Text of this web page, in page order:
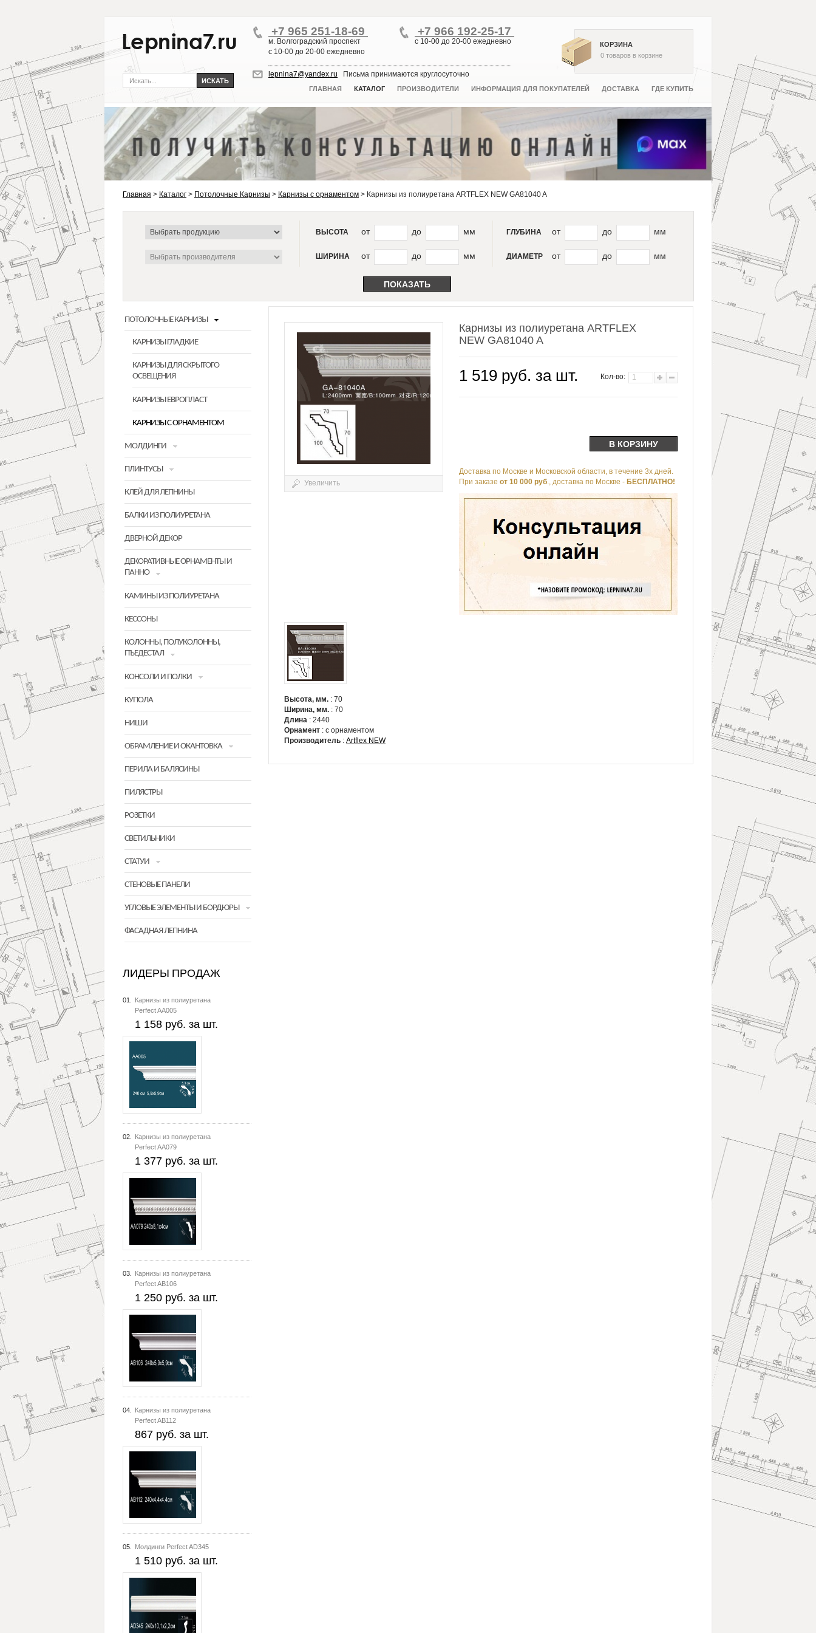
ГЛАВНАЯ КАТАЛОГ ПРОИЗВОДИТЕЛИ ИНФОРМАЦИЯ ДЛЯ ПОКУПАТЕЛЕЙ ДОСТАВКА ГДЕ КУПИТЬ
+7 966 192-25-17
с 10-00 до 20-00 ежедневно
КОРЗИНА
0 товаров в корзине
+7 965 251-18-69
м. Волгоградский проспект
с 10-00 до 20-00 ежедневно
lepnina7@yandex.ru Письма принимаются круглосуточно
Главная > Каталог > Потолочные Карнизы > Карнизы с орнаментом > Карнизы из полиуретана ARTFLEX NEW GA81040 A
ВЫСОТА от до мм
ШИРИНА от до мм
ГЛУБИНА от до мм
ДИАМЕТР от до мм
ПОТОЛОЧНЫЕ КАРНИЗЫ
КАРНИЗЫ ГЛАДКИЕ
КАРНИЗЫ ДЛЯ СКРЫТОГО
ОСВЕЩЕНИЯ
КАРНИЗЫ ЕВРОПЛАСТ
КАРНИЗЫ С ОРНАМЕНТОМ
МОЛДИНГИ
ПЛИНТУСЫ
КЛЕЙ ДЛЯ ЛЕПНИНЫ
БАЛКИ ИЗ ПОЛИУРЕТАНА
ДВЕРНОЙ ДЕКОР
ДЕКОРАТИВНЫЕ ОРНАМЕНТЫ И
ПАННО
КАМИНЫ ИЗ ПОЛИУРЕТАНА
КЕССОНЫ
КОЛОННЫ, ПОЛУКОЛОННЫ,
ПЪЕДЕСТАЛ
КОНСОЛИ И ПОЛКИ
КУПОЛА
НИШИ
ОБРАМЛЕНИЕ И ОКАНТОВКА
ПЕРИЛА И БАЛЯСИНЫ
ПИЛЯСТРЫ
РОЗЕТКИ
СВЕТИЛЬНИКИ
СТАТУИ
СТЕНОВЫЕ ПАНЕЛИ
УГЛОВЫЕ ЭЛЕМЕНТЫ И БОРДЮРЫ
ФАСАДНАЯ ЛЕПНИНА
ЛИДЕРЫ ПРОДАЖ
01.
Карнизы из полиуретана
Perfect AA005
1 158 руб. за шт.
02.
Карнизы из полиуретана
Perfect AA079
1 377 руб. за шт.
03.
Карнизы из полиуретана
Perfect AB106
1 250 руб. за шт.
04.
Карнизы из полиуретана
Perfect AB112
867 руб. за шт.
05. Молдинги Perfect AD345
1 510 руб. за шт.
Увеличить
Карнизы из полиуретана ARTFLEX
NEW GA81040 A
Кол-во:
1 519 руб. за шт.
Доставка по Москве и Московской области, в течение 3х дней.
При заказе от 10 000 руб., доставка по Москве - БЕСПЛАТНО!
Высота, мм. : 70
Ширина, мм. : 70
Длина : 2440
Орнамент : c орнаментом
Производитель : Artflex NEW